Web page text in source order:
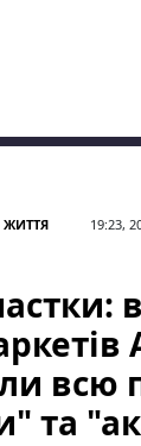
ЖИТТЯ 19:23,
всю
та